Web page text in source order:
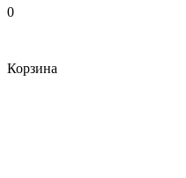
0
Корзина